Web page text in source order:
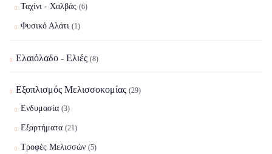
Ταχίνι - Χαλβάς (6)
Φυσικό Αλάτι (1)
Ελαιόλαδο - Ελιές (8)
Εξοπλισμός Μελισσοκομίας (29)
Ενδυμασία (3)
Εξαρτήματα (21)
Τροφές Μελισσών (5)